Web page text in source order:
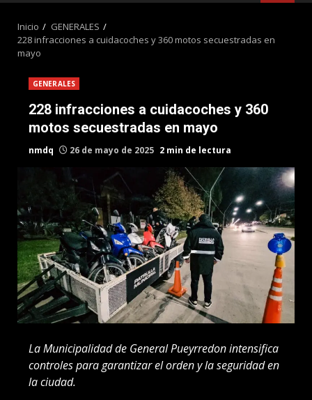
Inicio
GENERALES
228 infracciones a cuidacoches y 360 motos secuestradas en
mayo
GENERALES
228 infracciones a cuidacoches y 360
motos secuestradas en mayo
nmdq 26 de mayo de 2025 2 min de lectura
La Municipalidad de General Pueyrredon intensifica
controles para garantizar el orden y la seguridad en
la ciudad.